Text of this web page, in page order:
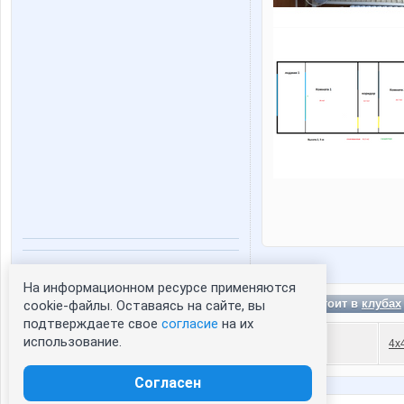
сейчас просматривают портрет - 0
зарегистрированные пользователи
посетившие портрет за 7 дней - 0
ctv состоит вклубах
На информационном ресурсе применяются
cookie-файлы. Оставаясь на сайте, вы
подтверждаете свое согласие на их
использование.
Согласен